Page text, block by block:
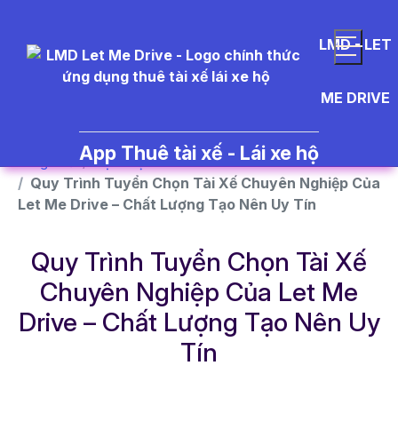
LMD - LET
ME DRIVE
App Thuê tài xế - Lái xe hộ
Trang chủ
Dịch vụ
Quy Trình Tuyển Chọn Tài Xế Chuyên Nghiệp Của
Let Me Drive – Chất Lượng Tạo Nên Uy Tín
Quy Trình Tuyển Chọn Tài Xế
Chuyên Nghiệp Của Let Me
Drive – Chất Lượng Tạo Nên Uy
Tín